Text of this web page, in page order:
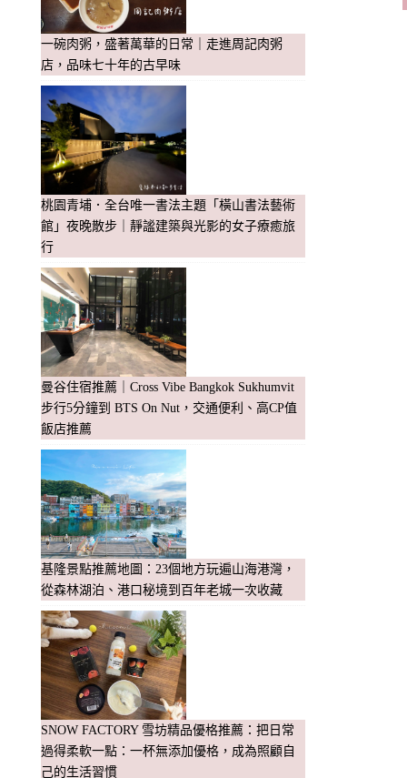
一碗肉粥，盛著萬華的日常｜走進周記肉粥
店，品味七十年的古早味
桃園青埔．全台唯一書法主題「橫山書法藝術
館」夜晚散步｜靜謐建築與光影的女子療癒旅
行
曼谷住宿推薦｜Cross Vibe Bangkok Sukhumvit
步行5分鐘到 BTS On Nut，交通便利、高CP值
飯店推薦
基隆景點推薦地圖：23個地方玩遍山海港灣，
從森林湖泊、港口秘境到百年老城一次收藏
SNOW FACTORY 雪坊精品優格推薦：把日常
過得柔軟一點：一杯無添加優格，成為照顧自
己的生活習慣